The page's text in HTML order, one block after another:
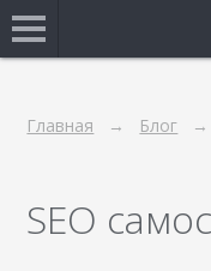
Главная Блог
SEO